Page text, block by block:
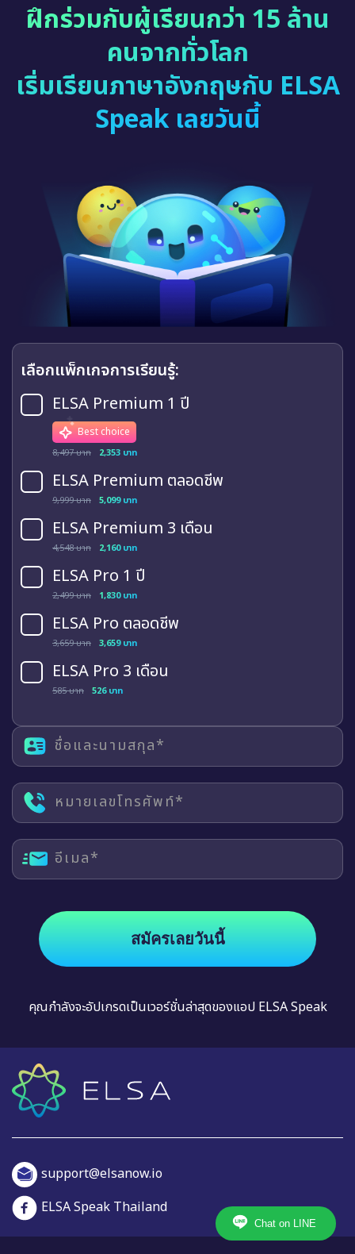
ฝึกร่วมกับผู้เรียนกว่า 15 ล้าน
คนจากทั่วโลก
เริ่มเรียนภาษาอังกฤษกับ ELSA
Speak เลยวันนี้
เลือกแพ็กเกจการเรียนรู้:
ELSA Premium 1 ปี
Best choice
8,497 บาท 2,353 บาท
ELSA Premium ตลอดชีพ
9,999 บาท 5,099 บาท
ELSA Premium 3 เดือน
4,548 บาท 2,160 บาท
ELSA Pro 1 ปี
2,499 บาท 1,830 บาท
ELSA Pro ตลอดชีพ
3,659 บาท 3,659 บาท
ELSA Pro 3 เดือน
585 บาท 526 บาท
ชื่อและนามสกุล*
หมายเลขโทรศัพท์*
อีเมล*
สมัครเลยวันนี้
คุณกำลังจะอัปเกรดเป็นเวอร์ชั่นล่าสุดของแอป ELSA Speak
Chat on LINE
support@elsanow.io
ELSA Speak Thailand